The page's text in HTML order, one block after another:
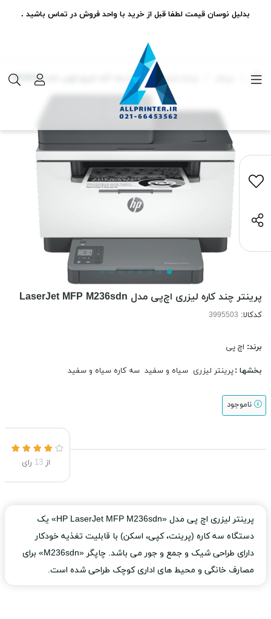
پرینتر لیزری پرینتر چند کاره لیزری اچ‌پی مدل LaserJet MFP M236sdn
پرینتر چند کاره لیزری اچ‌پی مدل LaserJet MFP M236sdn
کدکالا:
برند: اچ پی
بخشها :پرینتر لیزری سیاه و سفید سه کاره سیاه و سفید
ناموجود
از13 رای
پرینتر لیزری اچ پی مدل «HP LaserJet MFP M236sdn» یک
دستگاه سه کاره (پرینت، کپی، اسکن) با قابلیت تغذیه خودکار
دارای طراحی شیک و جمع و جور می باشد. چاپگر «M236sdn» برای
مصارف خانگی و محیط های اداری کوچک طراحی شده است.
بدلیل نوسان قیمت لطفا قبل از خرید با واحد فروش در تماس باشید .